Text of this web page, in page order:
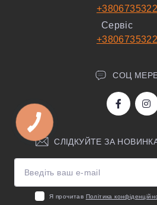
Сервіс
СОЦ
СЛІДКУЙТЕ ЗА
Я прочитав Політика